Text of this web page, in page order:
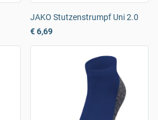
JAKO Stutzenstrumpf Uni 2.0
€ 6,69